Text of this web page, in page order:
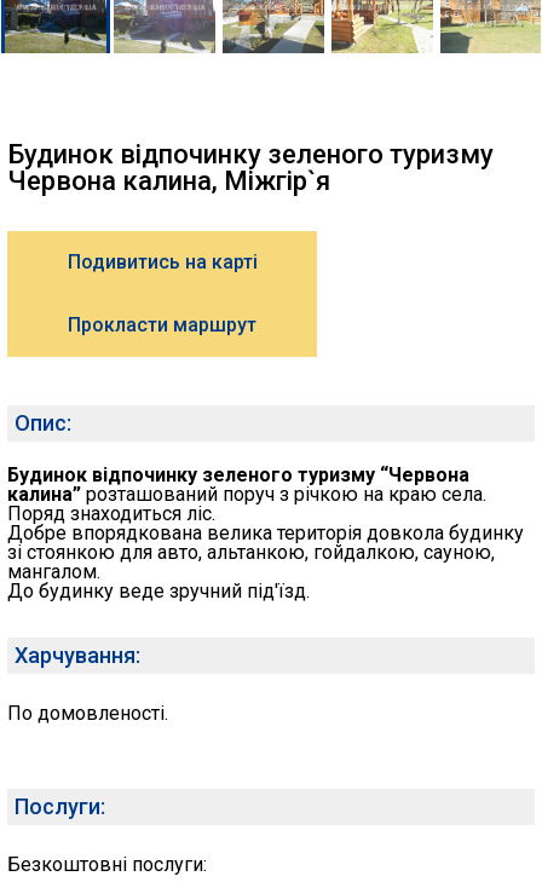
Будинок відпочинку зеленого туризму
Червона калина, Міжгір`я
Подивитись на карті
Прокласти маршрут
Опис:
Будинок відпочинку зеленого туризму “Червона
калина” розташований поруч з річкою на краю села.
Поряд знаходиться ліс.
Добре впорядкована велика територія довкола будинку
зі стоянкою для авто, альтанкою, гойдалкою, сауною,
мангалом.
До будинку веде зручний під'їзд.
Харчування:
По домовленості.
Послуги:
Безкоштовні послуги: